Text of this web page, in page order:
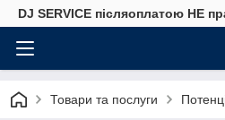
DJ SERVICE пiсляоплатою НЕ
Товари та послуги